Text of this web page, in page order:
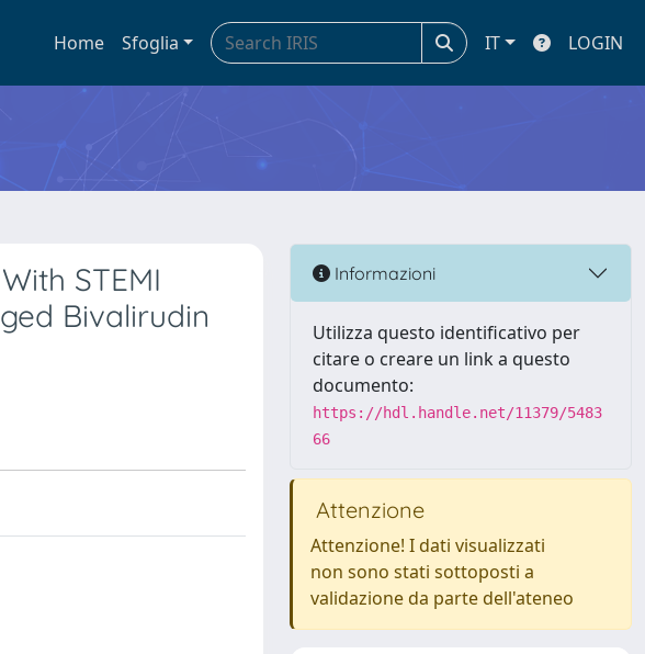
Home Sfoglia IT LOGIN
STEMI
Bivalirudin
Informazioni
Utilizza questo identificativo per
citare o creare un link a questo
documento:
https://hdl.handle.net/11379/5483
66
Attenzione
Attenzione! I dati visualizzati
non sono stati sottoposti a
validazione da parte dell'ateneo